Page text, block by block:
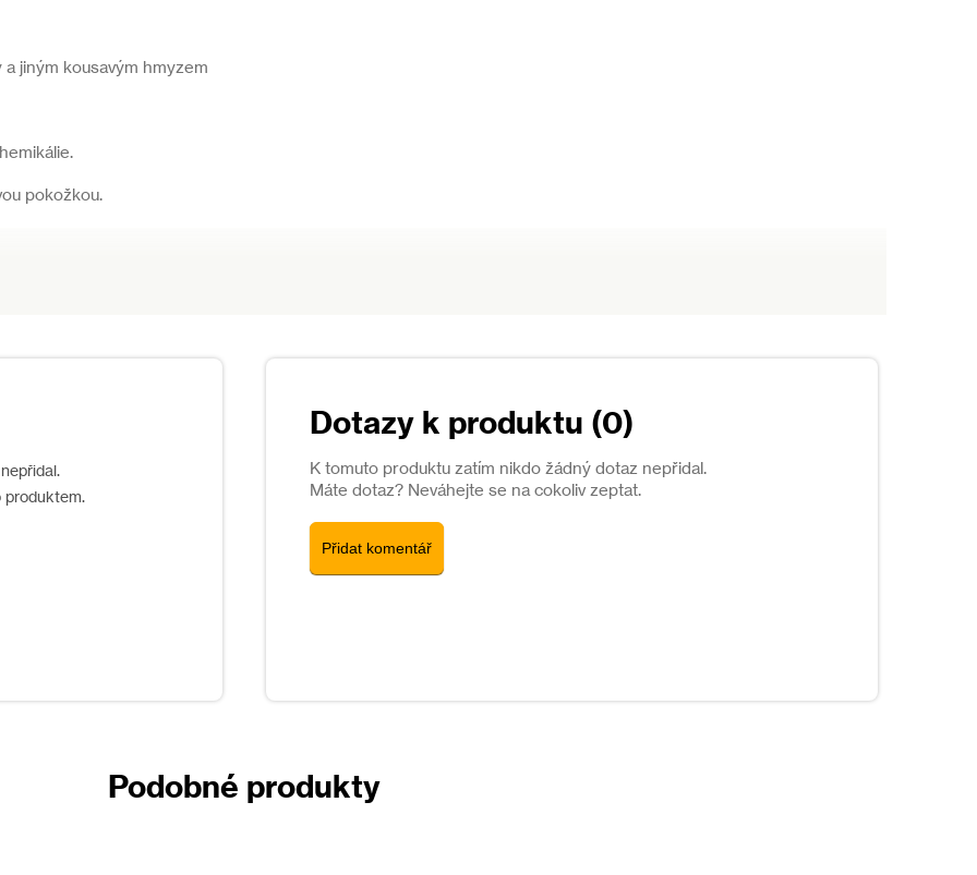
jiným kousavým hmyzem
pokožkou.
s
nebo
eukalyptus, mátový olej
produktem.
Dotazy k produktu (0)
K tomuto produktu zatím nikdo žádný dotaz nepřidal.
Máte dotaz? Neváhejte se na cokoliv zeptat.
Přidat komentář